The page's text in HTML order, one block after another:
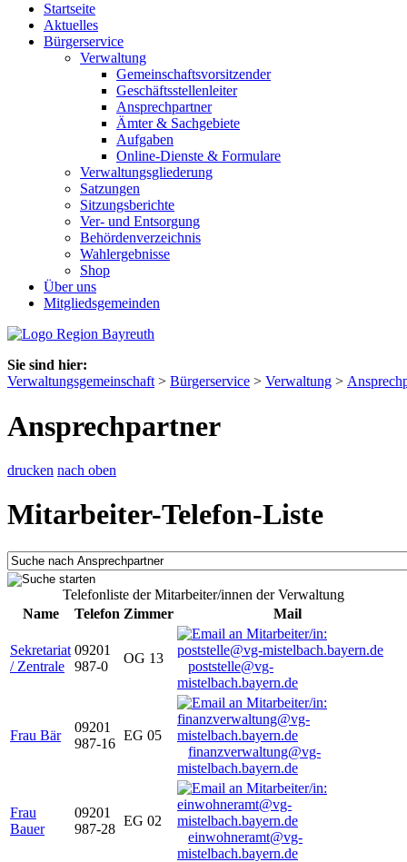
Startseite
Aktuelles
Bürgerservice
Verwaltung
Gemeinschaftsvorsitzender
Geschäftsstellenleiter
Ansprechpartner
Ämter & Sachgebiete
Aufgaben
Online-Dienste & Formulare
Verwaltungsgliederung
Satzungen
Sitzungsberichte
Ver- und Entsorgung
Behördenverzeichnis
Wahlergebnisse
Shop
Über uns
Mitgliedsgemeinden
Sie sind hier:
Verwaltungsgemeinschaft > Bürgerservice > Verwaltung >
Ansprechpartner
drucken nach oben
Mitarbeiter-Telefon-Liste
Telefonliste der Mitarbeiter/innen der Verwaltung
Name
Telefon Zimmer Mail
Sekretariat
/ Zentrale
09201
987-0
OG 13
poststelle@vg-
mistelbach.bayern.de
Frau Bär
09201
987-16
EG 05
finanzverwaltung@vg-
mistelbach.bayern.de
Frau
Bauer
09201
987-28
EG 02
einwohneramt@vg-
mistelbach.bayern.de